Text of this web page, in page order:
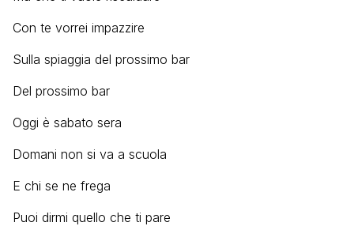
Con te vorrei impazzire
Sulla spiaggia del prossimo bar
Del prossimo bar
Oggi è sabato sera
Domani non si va a scuola
E chi se ne frega
Puoi dirmi quello che ti pare